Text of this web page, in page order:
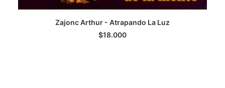
LEER MÁS
Zajonc Arthur - Atrapando La Luz
$18.000